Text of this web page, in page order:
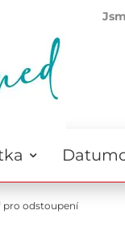
pro odstoupení